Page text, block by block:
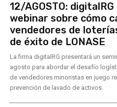
12/AGOSTO:
webinar sobre cómo
vendedores de
de éxito de LONASE
La firma digitalRG presentará un
agosto para abordar el desafío
de vendedores minoristas en juego
prevención de lavado de activos.